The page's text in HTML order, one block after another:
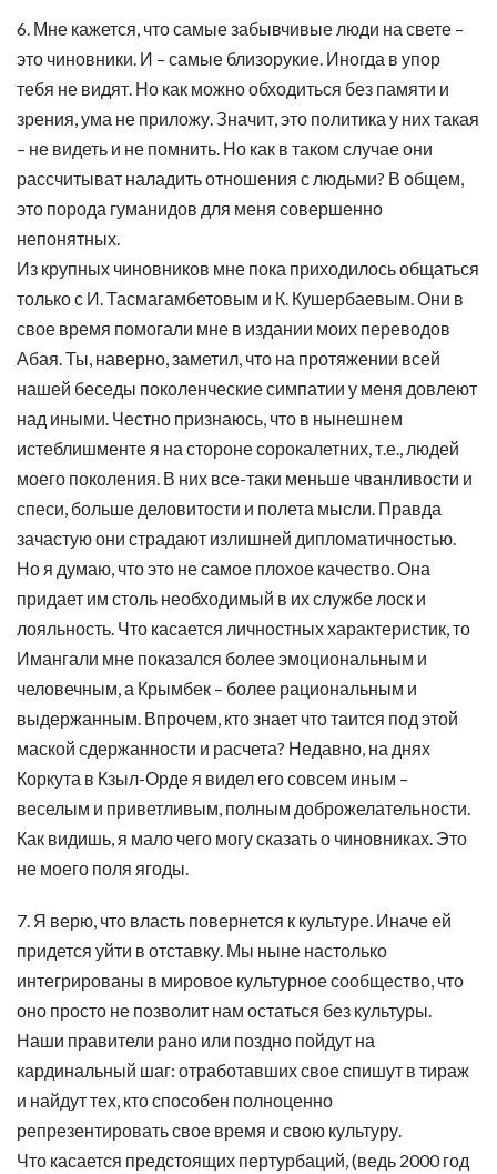
6. Мне кажется, что самые забывчивые люди на свете –
это чиновники. И – самые близорукие. Иногда в упор
тебя не видят. Но как можно обходиться без памяти и
зрения, ума не приложу. Значит, это политика у них такая
– не видеть и не помнить. Но как в таком случае они
рассчитыват наладить отношения с людьми? В общем,
это порода гуманидов для меня совершенно
непонятных.
Из крупных чиновников мне пока приходилось общаться
только с И. Тасмагамбетовым и К. Кушербаевым. Они в
свое время помогали мне в издании моих переводов
Абая. Ты, наверно, заметил, что на протяжении всей
нашей беседы поколенческие симпатии у меня довлеют
над иными. Честно признаюсь, что в нынешнем
истеблишменте я на стороне сорокалетних, т.е., людей
моего поколения. В них все-таки меньше чванливости и
спеси, больше деловитости и полета мысли. Правда
зачастую они страдают излишней дипломатичностью.
Но я думаю, что это не самое плохое качество. Она
придает им столь необходимый в их службе лоск и
лояльность. Что касается личностных характеристик, то
Имангали мне показался более эмоциональным и
человечным, а Крымбек – более рациональным и
выдержанным. Впрочем, кто знает что таится под этой
маской сдержанности и расчета? Недавно, на днях
Коркута в Кзыл-Орде я видел его совсем иным –
веселым и приветливым, полным доброжелательности.
Как видишь, я мало чего могу сказать о чиновниках. Это
не моего поля ягоды.
7. Я верю, что власть повернется к культуре. Иначе ей
придется уйти в отставку. Мы ныне настолько
интегрированы в мировое культурное сообщество, что
оно просто не позволит нам остаться без культуры.
Наши правители рано или поздно пойдут на
кардинальный шаг: отработавших свое спишут в тираж
и найдут тех, кто способен полноценно
репрезентировать свое время и свою культуру.
Что касается предстоящих пертурбаций, (ведь 2000 год